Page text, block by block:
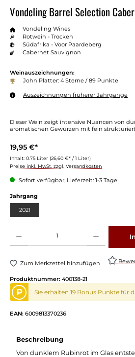
Vondeling Barrel Selection
Vondeling Wines
Rotwein - Trocken
Südafrika - Voor Paardeberg
Cabernet Sauvignon
Weinauszeichnungen:
John Platter: 4 Sterne / 89 Punkte
Auszeichnungen früherer Jahrgänge
Dieser Wein zeigt intensive Nuancen von
aromatischen Gewürzen mit fein
19,95 €*
Inhalt: 0.75 Liter (26,60 €* / 1 Liter)
Preise inkl. MwSt. zzgl. Versandkosten
Sofort verfügbar, Lieferzeit: 1-3 Tage
Jahrgang
2021
Zum Merkzettel hinzufügen
Produktnummer: 400138-21
P Sie erhalten 19 Bonus Punkte für
EAN: 6009813370236
Beschreibung
Von dunklem Rubinrot im Glas